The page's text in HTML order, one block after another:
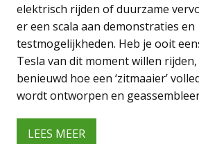
elektrisch rijden of duurzame
er een scala aan demonstraties en
testmogelijkheden. Heb je ooit
Tesla van dit moment willen
benieuwd hoe een ‘zitmaaier’
wordt ontworpen en
LEES MEER